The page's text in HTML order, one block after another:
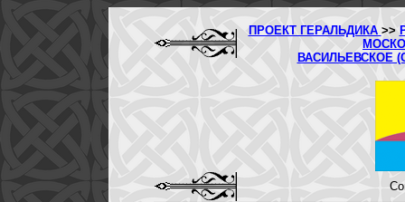
ПРОЕКТ ГЕРАЛЬДИКА >>
ВАСИЛЬЕВСКОЕ